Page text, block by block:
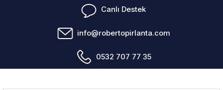
Canlı Destek
info@robertopirlanta.com
0532 707 77 35